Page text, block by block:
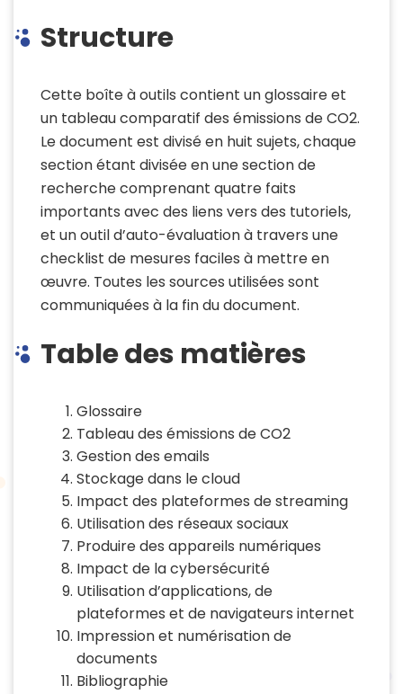
Structure
Cette boîte à outils contient un glossaire et
un tableau comparatif des émissions de CO2.
Le document est divisé en huit sujets, chaque
section étant divisée en une section de
recherche comprenant quatre faits
importants avec des liens vers des tutoriels,
et un outil d’auto-évaluation à travers une
checklist de mesures faciles à mettre en
œuvre. Toutes les sources utilisées sont
communiquées à la fin du document.
Table des matières
Glossaire
Tableau des émissions de CO2
Gestion des emails
Stockage dans le cloud
Impact des plateformes de streaming
Utilisation des réseaux sociaux
Produire des appareils numériques
Impact de la cybersécurité
Utilisation d’applications, de
plateformes et de navigateurs internet
Impression et numérisation de
documents
Bibliographie